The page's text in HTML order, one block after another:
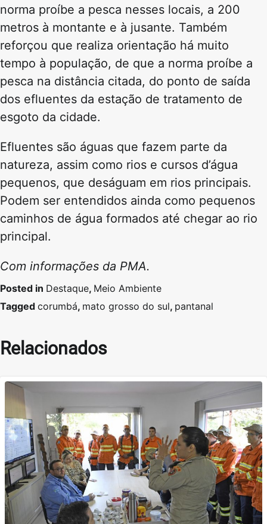
norma proíbe a pesca nesses locais, a 200
metros à montante e à jusante. Também
reforçou que realiza orientação há muito
tempo à população, de que a norma proíbe a
pesca na distância citada, do ponto de saída
dos efluentes da estação de tratamento de
esgoto da cidade.
Efluentes são águas que fazem parte da
natureza, assim como rios e cursos d’água
pequenos, que deságuam em rios principais.
Podem ser entendidos ainda como pequenos
caminhos de água formados até chegar ao rio
principal.
Com informações da PMA.
Posted in Destaque, Meio Ambiente
Tagged corumbá, mato grosso do sul, pantanal
Relacionados